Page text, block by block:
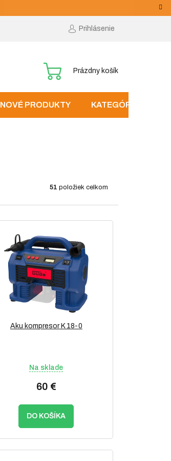
Prihlásenie
NÁKUPNÝ
Prázdny košík
NOVÉ PRODUKTY KATEGÓRIE
51 položiek celkom
Aku kompresor K 18-0
Na sklade
60 €
DO KOŠÍKA